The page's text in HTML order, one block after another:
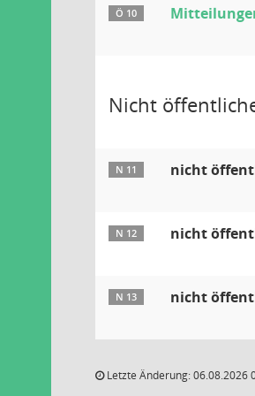
Ö 10
Nicht
N 11 nicht
N 12 nicht
N 13 nicht
Letzte Änderung: 06.08.2026